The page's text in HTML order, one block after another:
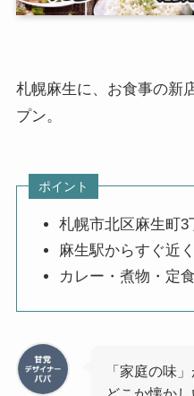
札幌麻生に、お食事の新
プン。
ポイント
札幌市北区麻生町3
麻生駅からすぐ近
カレー・煮物・定
「家庭の味